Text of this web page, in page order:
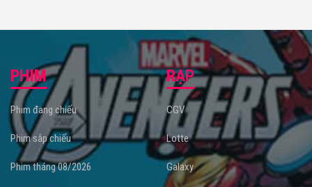
PHIM
Phim đang chiếu
Phim sắp chiếu
Phim tháng 08/2026
RẠP
CGV
Lotte
Galaxy